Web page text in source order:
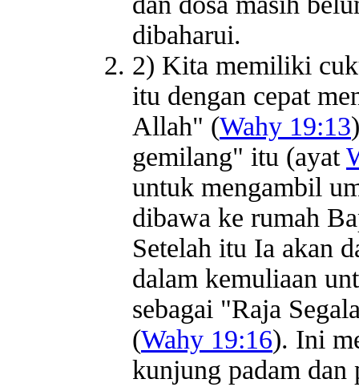
dibaharui.
2) Kita memiliki
itu dengan cepat
Allah" (Wahy 19:13
gemilang" itu (ayat
untuk mengambil
dibawa ke rumah
Setelah itu Ia akan
dalam kemuliaan
sebagai "Raja
(Wahy 19:16). Ini
kunjung padam dan